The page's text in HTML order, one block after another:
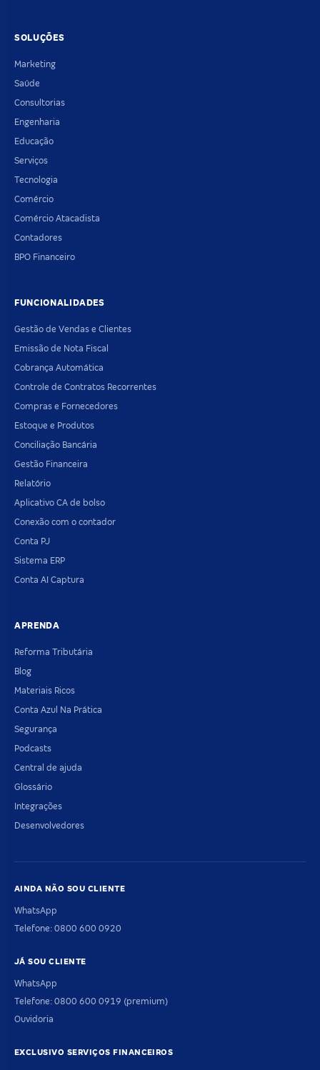
SOLUÇÕES
Marketing
Saúde
Consultorias
Engenharia
Educação
Serviços
Tecnologia
Comércio
Comércio Atacadista
Contadores
BPO Financeiro
FUNCIONALIDADES
Gestão de Vendas e Clientes
Emissão de Nota Fiscal
Cobrança Automática
Controle de Contratos Recorrentes
Compras e Fornecedores
Estoque e Produtos
Conciliação Bancária
Gestão Financeira
Relatório
Aplicativo CA de bolso
Conexão com o contador
Conta PJ
Sistema ERP
Conta AI Captura
APRENDA
Reforma Tributária
Blog
Materiais Ricos
Conta Azul Na Prática
Segurança
Podcasts
Central de ajuda
Glossário
Integrações
Desenvolvedores
AINDA NÃO SOU CLIENTE
WhatsApp
Telefone: 0800 600 0920
JÁ SOU CLIENTE
WhatsApp
Telefone: 0800 600 0919 (premium)
Ouvidoria
EXCLUSIVO SERVIÇOS FINANCEIROS